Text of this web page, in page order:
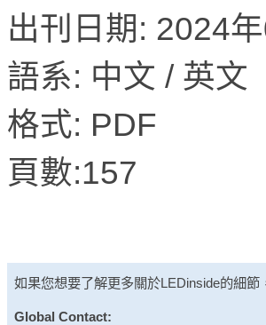
出刊日期: 2024
語系: 中文 / 英文
格式: PDF
頁數:157
如果您想要了解更多關於LEDinside的細節
Global Contact: